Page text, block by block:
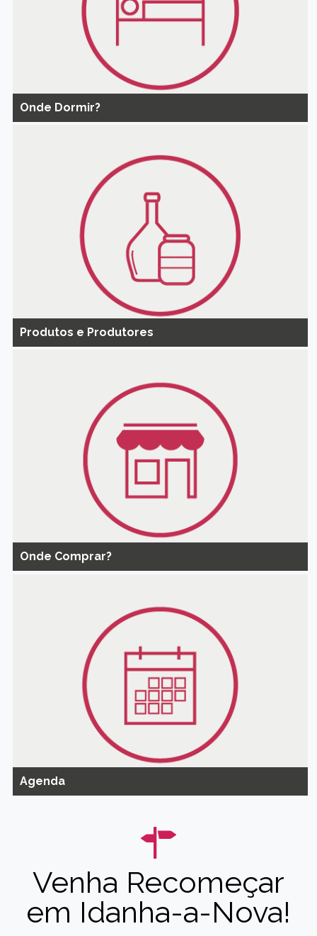
Onde Dormir?
Produtos e Produtores
Onde Comprar?
Agenda
Venha Recomeçar
em Idanha-a-Nova!